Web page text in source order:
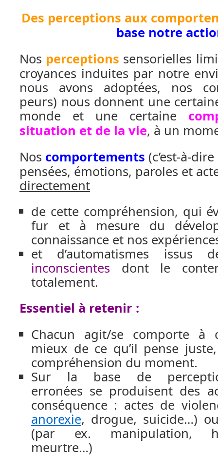
Des perceptions aux
base notre
Nos perceptions sensorielles
croyances induites par notre
nous avons adoptées, nos
peurs) nous donnent une
monde et une certaine
situation et de la vie, à un
Nos comportements (c’est-à-
pensées, émotions, paroles et
directement
de cette compréhension, qui
fur et à mesure du
connaissance et nos
et d’automatismes
inconscientes dont le
totalement.
Essentiel à retenir :
Chacun agit/se comporte à
mieux de ce qu’il pense
compréhension du moment.
Sur la base de
erronées se produisent des
conséquence : actes de
anorexie, drogue, suicide…)
(par ex. manipulation,
meurtre…)